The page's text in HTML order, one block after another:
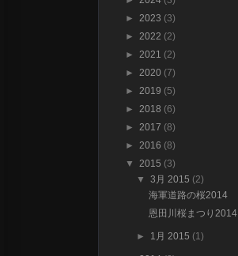
► 2023 (3)
► 2022 (2)
► 2021 (2)
► 2020 (7)
► 2019 (5)
► 2018 (6)
► 2017 (8)
► 2016 (8)
▼ 2015 (3)
▼3月 2015 (2)
海軍道路の桜2014
恩田川桜まつり2014
► 1月 2015 (1)